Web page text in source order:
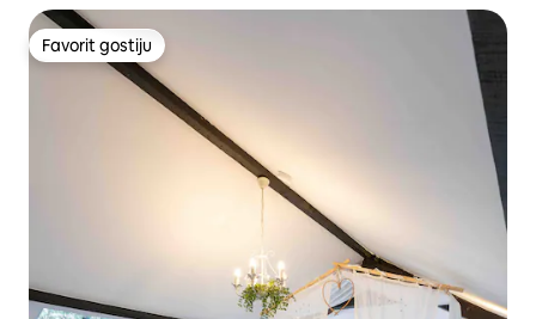
Favorit gostiju
Favorit gostiju